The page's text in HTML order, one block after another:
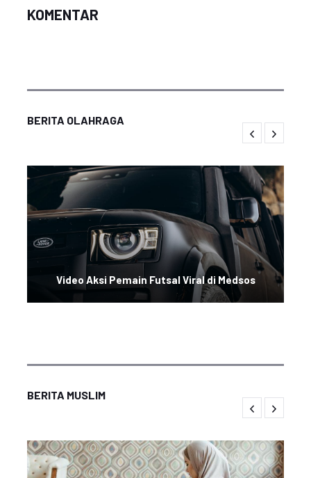
KOMENTAR
BERITA OLAHRAGA
Video Aksi Pemain Futsal Viral di Medsos
BERITA MUSLIM